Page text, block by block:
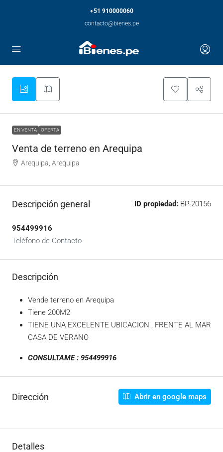
+51 910000060
contacto@bienes.pe
EN VENTA OFERTA
Venta de terreno en Arequipa
Arequipa, Arequipa
Descripción general ID propiedad: BP-20156
954499916
Teléfono de Contacto
Descripción
Vende terreno en Arequipa
Tiene 200M2
TIENE UNA EXCELENTE UBICACION , FRENTE AL MAR
CASA DE VERANO
CONSULTAME : 954499916
Dirección Abrir en google maps
Detalles